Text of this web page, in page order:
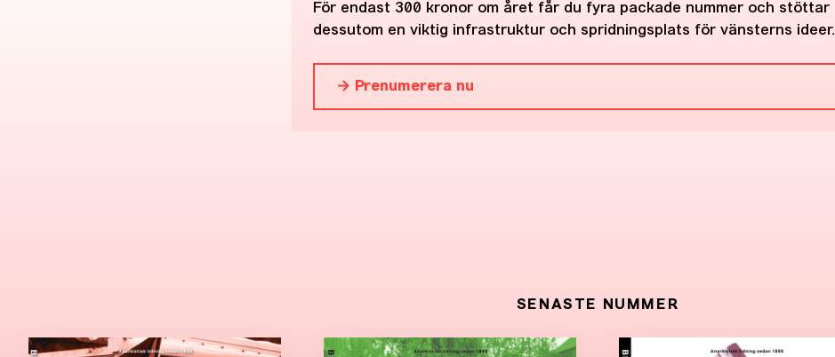
För endast 300 kronor om året får du fyra packade nummer och stöttar
dessutom en viktig infrastruktur och spridningsplats för vänsterns ideer.
→ Prenumerera nu
SENASTE NUMMER